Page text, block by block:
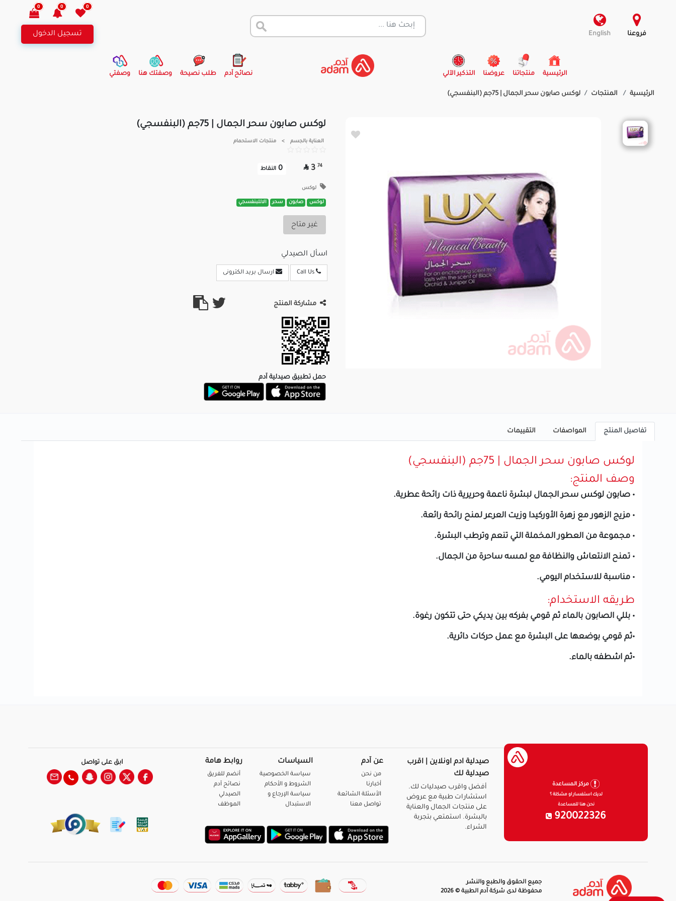
فروعنا English
0
0
0
تسجيل الدخول
الرئيسية
(current) منتجاتنا عروضنا التذكير الآلي نصائح آدم طلب نصيحة وصفتك هنا وصفتي
الرئيسية المنتجات لوكس صابون سحر الجمال | 75جم (البنفسجي)
لوكس صابون سحر الجمال | 75جم (البنفسجي)
العناية بالجسم > منتجات الاستحمام
74
3

0 النقاط
لوكس
لوكس صابون سحر الاللبنفسجي
غير متاح
اسأل الصيدلي
Call Us ارسال بريد الكترونى
مشاركة المنتج
حمل تطبيق صيدلية آدم
تفاصيل المنتج المواصفات التقييمات
لوكس صابون سحر الجمال | 75جم (البنفسجي)
وصف المنتج:
• صابون لوكس سحر الجمال لبشرة ناعمة وحريرية ذات رائحة عطرية.
• مزيج الزهور مع زهرة الأوركيدا وزيت العرعر لمنح رائحة رائعة.
• مجموعة من العطور المخملة التي تنعم وترطب البشرة.
• تمنح الانتعاش والنظافة مع لمسه ساحرة من الجمال.
• مناسبة للاستخدام اليومي.
طريقه الاستخدام:
• بللي الصابون بالماء ثم قومي بفركه بين يديكي حتى تتكون رغوة.
•ثم قومي بوضعها على البشرة مع عمل حركات دائرية.
•ثم اشطفه بالماء.
مركز المساعدة
لديك استفسار او مشكلة ؟
نحن هنا للمساعدة
920022326
صيدلية ادم اونلاين | اقرب
صيدلية لك
أفضل واقرب صيدليات لك.
استشارات طبية مع عروض
على منتجات الجمال والعناية
بالبشرة. استمتعي بتجربة
الشراء.
عن آدم
من نحن
أخبارنا
الأسئلة الشائعة
تواصل معنا
السياسات
سياسة الخصوصية
الشروط و الأحكام
سياسة الإرجاع و
الاستبدال
روابط هامة
أنضم للفريق
نصائح آدم
الصيدلي
الموظف
ابق على تواصل
جميع الحقوق والطبع والنشر
محفوظة لدى شركة آدم الطبية © 2026